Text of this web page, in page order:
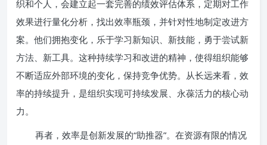
织和个人，会建立起一套完善的绩效评估体系，定期对工作
效果进行量化分析，找出效率瓶颈，并针对性地制定改进方
案。他们拥抱变化，乐于学习新知识、新技能，勇于尝试新
方法、新工具。这种持续学习和改进的精神，使得组织能够
不断适应外部环境的变化，保持竞争优势。从长远来看，效
率的持续提升，是组织实现可持续发展、永葆活力的核心动
力。
再者，效率是创新发展的“助推器”。在资源有限的情况